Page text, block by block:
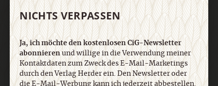
E-Mail
Jetzt anmelden
NICHTS VERPASSEN
Ja, ich möchte den kostenlosen CiG-Newsletter
abonnierenund willige in die Verwendung meiner
Kontaktdaten zum Zweck des E-Mail-Marketings
durch den Verlag Herder ein. Den Newsletter oder
die E-Mail-Werbung kann ich jederzeit abbestellen.